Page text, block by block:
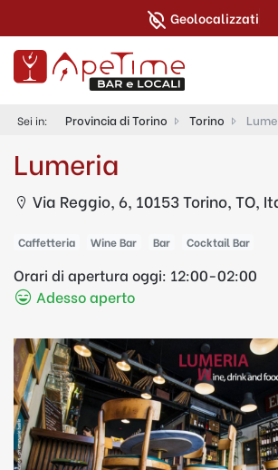
Geolocalizzati
Sei in: Provincia di Torino Torino
Lumeria
Via Reggio, 6, 10153 Torino, TO,
Caffetteria Wine Bar Bar Cocktail Bar
Orari di apertura oggi: 12:00-02:00
Adesso aperto